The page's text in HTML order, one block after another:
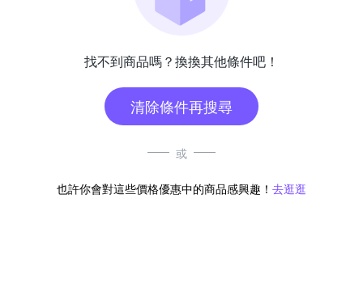
找不到商品嗎？換換其他條件吧！
清除條件再搜尋
或
也許你會對這些價格優惠中的商品感興趣！ 去逛逛